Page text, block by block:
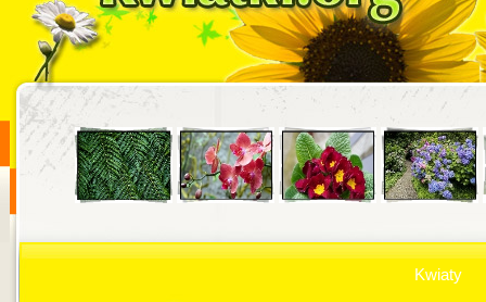
Kwiaty